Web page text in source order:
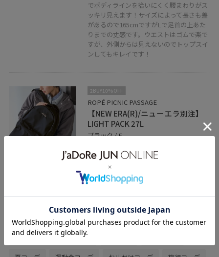
でボディラインを拾いにくく腰まわりがス
ッキリ見えます！サイズによって長さも差
があるので165cmですがLで足首の上あた
りまでの丈感です。ウエストはゴムで楽で
すが、外側からは見えないのでトップスイ
ンしてもキレイです！
2BUY10%OFF
ROPÉ PICNIC PASSAGE
【NEW ERA(R)/ニューエラ別注】
LIGHT PACK 27L
ブラック / F
レビュー
軽くて収納力もあるので通勤リュックとし
ビバリーヒルズポロクラブ